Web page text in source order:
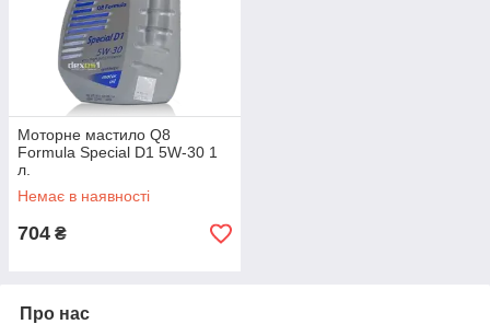
Моторне мастило Q8
Formula Special D1 5W-30 1
л.
Немає в наявності
704 ₴
Про нас